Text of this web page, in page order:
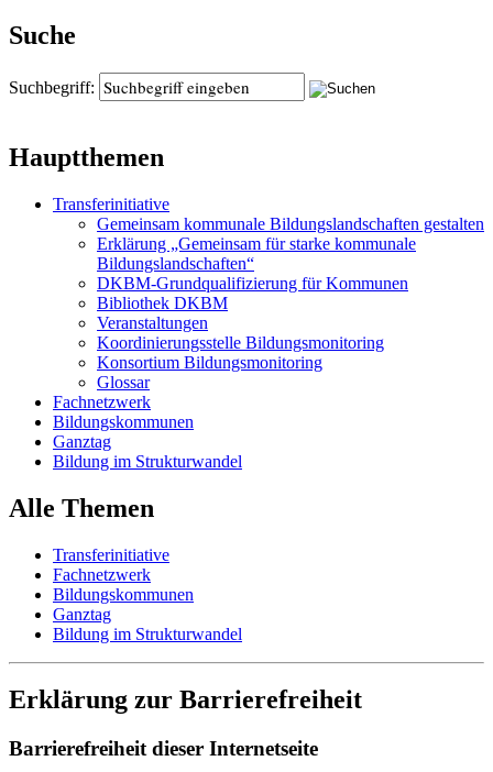
Suche
Suchbegriff:
Hauptthemen
Transferinitiative
Gemeinsam kommunale Bildungslandschaften gestalten
Erklärung „Gemeinsam für starke kommunale
Bildungslandschaften“
DKBM-Grundqualifizierung für Kommunen
Bibliothek DKBM
Veranstaltungen
Koordinierungsstelle Bildungsmonitoring
Konsortium Bildungsmonitoring
Glossar
Fachnetzwerk
Bildungskommunen
Ganztag
Bildung im Strukturwandel
Alle Themen
Transferinitiative
Fachnetzwerk
Bildungskommunen
Ganztag
Bildung im Strukturwandel
Erklärung zur Barrierefreiheit
Barrierefreiheit dieser Internetseite